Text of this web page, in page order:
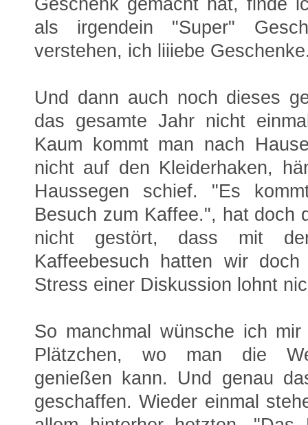
als irgendein "Super"
verstehen, ich liiiebe
Und dann auch noch dieses
das gesamte Jahr nicht
Kaum kommt man nach
nicht auf den Kleiderhaken,
Haussegen schief. "Es
Besuch zum Kaffee.", hat doch
nicht gestört, dass mit
Kaffeebesuch hatten wir
Stress einer Diskussion lohnt
So manchmal wünsche ich
Plätzchen, wo man die
genießen kann. Und genau
geschaffen. Wieder einmal